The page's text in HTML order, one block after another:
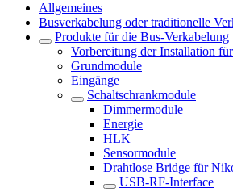
Allgemeines
Busverkabelung oder traditionelle
Produkte für die Bus-Verkabelung
Vorbereitung der Installation
Grundmodule
Eingänge
Schaltschrankmodule
Dimmermodule
Energie
HLK
Sensormodule
Drahtlose Bridge für
USB-RF-Interface